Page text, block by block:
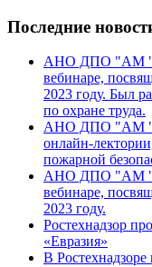
Последние
АНО ДПО "АМ
вебинаре,
2023 году. Был
по охране труда.
АНО ДПО "АМ
онлайн-
пожарной
АНО ДПО "АМ
вебинаре,
2023 году.
Ростехнадзор
«Евразия»
В